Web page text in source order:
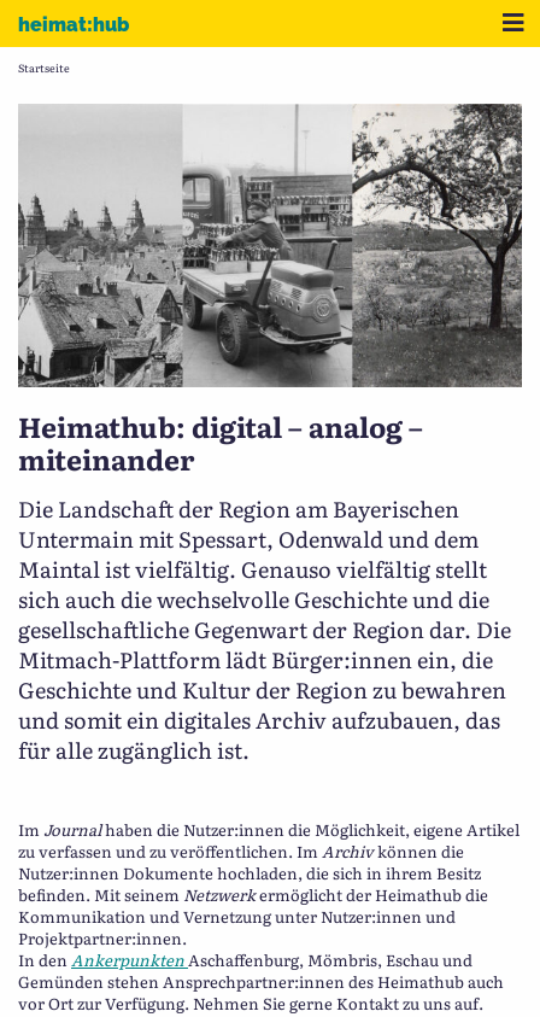
Zum Inhalt
heimat:hub
Startseite
Heimathub: digital – analog –
miteinander
Die Landschaft der Region am Bayerischen
Untermain mit Spessart, Odenwald und dem
Maintal ist vielfältig. Genauso vielfältig stellt
sich auch die wechselvolle Geschichte und die
gesellschaftliche Gegenwart der Region dar. Die
Mitmach-Plattform lädt Bürger:innen ein, die
Geschichte und Kultur der Region zu bewahren
und somit ein digitales Archiv aufzubauen, das
für alle zugänglich ist.
Im Journalhaben die Nutzer:innen die Möglichkeit, eigene Artikel
zu verfassen und zu veröffentlichen. ImArchivkönnen die
Nutzer:innen Dokumente hochladen, die sich in ihrem Besitz
befinden. Mit seinem Netzwerkermöglicht der Heimathub die
Kommunikation und Vernetzung unter Nutzer:innen und
Projektpartner:innen.
In denAnkerpunktenAschaffenburg, Mömbris, Eschau und
Gemünden stehen Ansprechpartner:innen des Heimathub auch
vor Ort zur Verfügung. Nehmen Sie gerne Kontakt zu uns auf.